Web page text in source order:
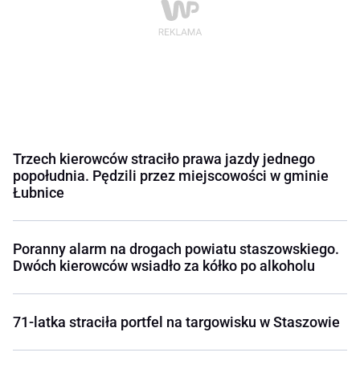
Trzech kierowców straciło prawa jazdy jednego
popołudnia. Pędzili przez miejscowości w gminie
Łubnice
Poranny alarm na drogach powiatu staszowskiego.
Dwóch kierowców wsiadło za kółko po alkoholu
71-latka straciła portfel na targowisku w Staszowie